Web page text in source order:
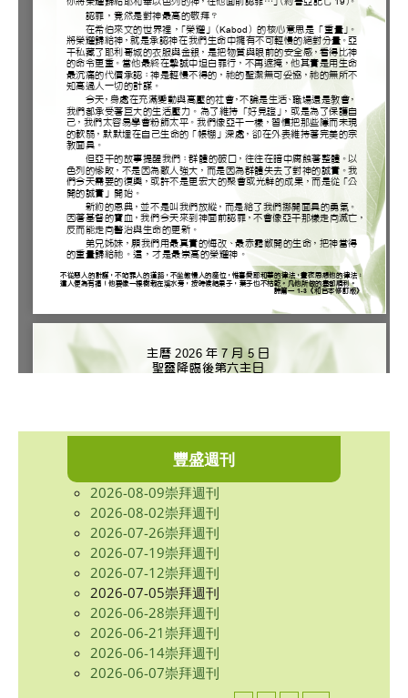
豐盛週刊
2026-08-09崇拜週刊
2026-08-02崇拜週刊
2026-07-26崇拜週刊
2026-07-19崇拜週刊
2026-07-12崇拜週刊
2026-07-05崇拜週刊
2026-06-28崇拜週刊
2026-06-21崇拜週刊
2026-06-14崇拜週刊
2026-06-07崇拜週刊